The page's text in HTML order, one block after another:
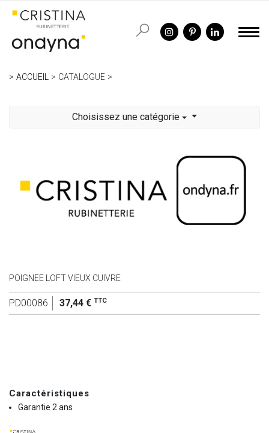
ACCUEIL CATALOGUE
Choisissez une catégorie
POIGNEE LOFT VIEUX CUIVRE
PD00086 37,44 € TTC
Caractéristiques
Garantie 2 ans